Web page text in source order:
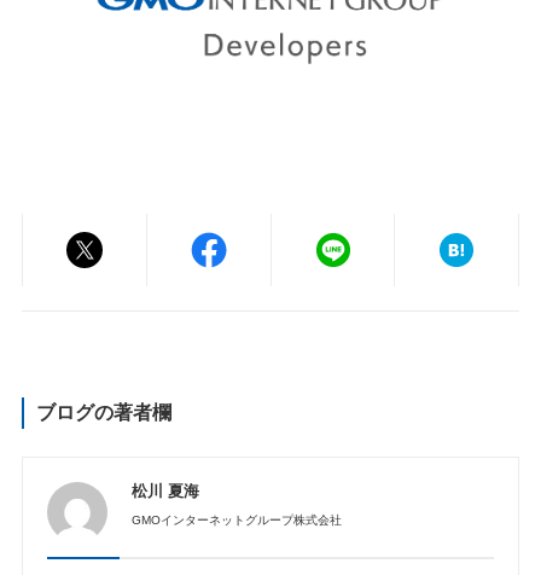
ブログの著者欄
松川 夏海
GMOインターネットグループ株式会社